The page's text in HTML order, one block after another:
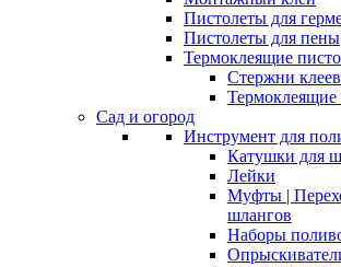
Пистолеты для
Пистолеты для пены
Термоклеящие
Стержни
Термоклеящие
Сад и огород
Инструмент для
Катушки для
Лейки
Муфты |
шлангов
Наборы